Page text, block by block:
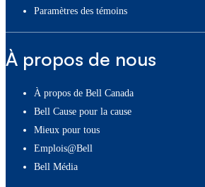
paramètres des témoins
À propos de nous
À propos de Bell Canada
Bell Cause pour la cause
Mieux pour tous
Emplois@Bell
Bell Média